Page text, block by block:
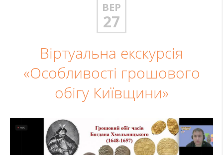
ВЕР
27
Віртуальна екскурсія
«Особливості грошового
обігу Київщини»